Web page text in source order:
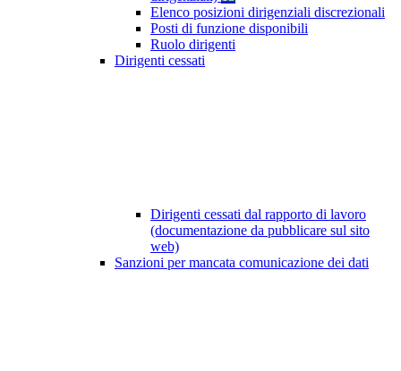
Elenco posizioni dirigenziali discrezionali
Posti di funzione disponibili
Ruolo dirigenti
Dirigenti cessati
Dirigenti cessati dal rapporto di lavoro
(documentazione da pubblicare sul sito
web)
Sanzioni per mancata comunicazione dei dati